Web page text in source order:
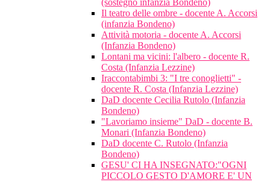
(sostegno infanzia Bondeno)
Il teatro delle ombre - docente A. Accorsi
(infanzia Bondeno)
Attività motoria - docente A. Accorsi
(Infanzia Bondeno)
Lontani ma vicini: l'albero - docente R.
Costa (Infanzia Lezzine)
Iraccontabimbi 3: "I tre conoglietti" -
docente R. Costa (Infanzia Lezzine)
DaD docente Cecilia Rutolo (Infanzia
Bondeno)
"Lavoriamo insieme" DaD - docente B.
Monari (Infanzia Bondeno)
DaD docente C. Rutolo (Infanzia
Bondeno)
GESU' CI HA INSEGNATO:"OGNI
PICCOLO GESTO D'AMORE E' UN